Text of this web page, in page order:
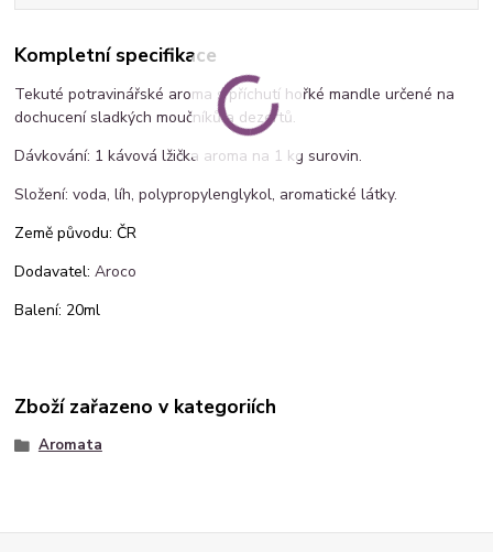
Kompletní specifikace
Tekuté potravinářské aroma s příchutí hořké mandle určené na
dochucení sladkých moučníků a dezertů.
Dávkování: 1 kávová lžička aroma na 1 kg surovin.
Složení: voda, líh, polypropylenglykol, aromatické látky.
Země původu: ČR
Dodavatel:Aroco
Balení: 20ml
Zboží zařazeno v kategoriích
Aromata